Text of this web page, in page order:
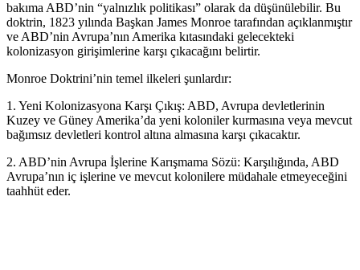
bakıma ABD’nin “yalnızlık politikası” olarak da düşünülebilir. Bu
doktrin, 1823 yılında Başkan James Monroe tarafından açıklanmıştır
ve ABD’nin Avrupa’nın Amerika kıtasındaki gelecekteki
kolonizasyon girişimlerine karşı çıkacağını belirtir.
Monroe Doktrini’nin temel ilkeleri şunlardır:
1. Yeni Kolonizasyona Karşı Çıkış: ABD, Avrupa devletlerinin
Kuzey ve Güney Amerika’da yeni koloniler kurmasına veya mevcut
bağımsız devletleri kontrol altına almasına karşı çıkacaktır.
2. ABD’nin Avrupa İşlerine Karışmama Sözü: Karşılığında, ABD
Avrupa’nın iç işlerine ve mevcut kolonilere müdahale etmeyeceğini
taahhüt eder.